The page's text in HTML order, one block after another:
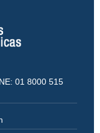
01 8000 515